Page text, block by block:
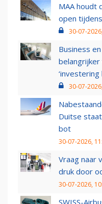
MAA houdt
open
30-07-
Business
belangrijker
‘investering
30-07-
Duitse
bot
30-07-2026,
Vraag naar
druk door
30-07-2026,
SWISS-